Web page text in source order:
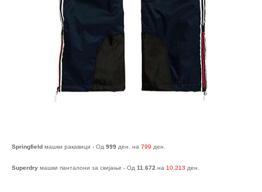
Springfield машки ракавици - Од 999 ден. на 799 ден.
Superdry машки панталони за скијање - Од 11.672 на 10.213 ден.